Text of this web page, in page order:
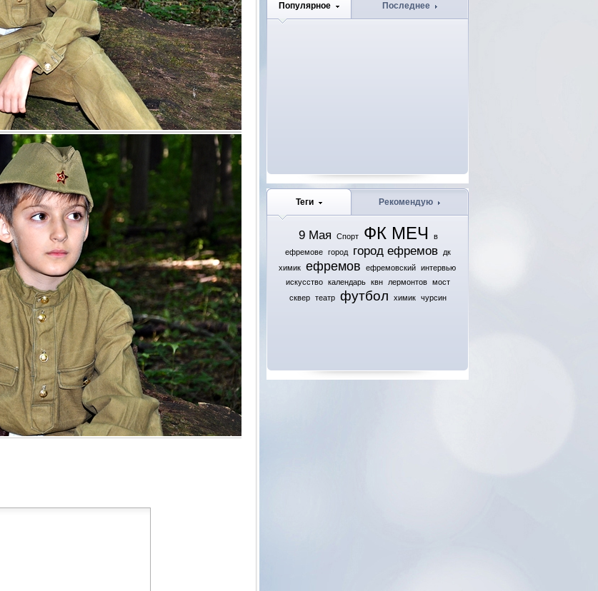
Популярное Последнее
Теги Рекомендую
9 Мая Спорт ФК МЕЧ
в
ефремове
город город ефремов
дк
химик
ефремов ефремовский
интервью
искусство
календарь квн лермонтов
мост
сквер
театр футбол химик чурсин